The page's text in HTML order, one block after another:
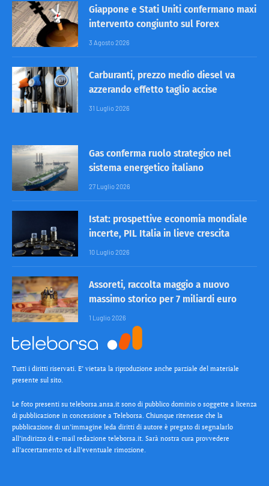
Giappone e Stati Uniti confermano maxi
intervento congiunto sul Forex
3 Agosto 2026
Carburanti, prezzo medio diesel va
azzerando effetto taglio accise
31 Luglio 2026
Gas conferma ruolo strategico nel
sistema energetico italiano
27 Luglio 2026
Istat: prospettive economia mondiale
incerte, PIL Italia in lieve crescita
10 Luglio 2026
Assoreti, raccolta maggio a nuovo
massimo storico per 7 miliardi euro
1 Luglio 2026
Tutti i diritti riservati. E’ vietata la riproduzione anche parziale del materiale
presente sul sito.
Le foto presenti su teleborsa.ansa.it sono di pubblico dominio o soggette a licenza
di pubblicazione in concessione a Teleborsa. Chiunque ritenesse che la
pubblicazione di un’immagine leda diritti di autore è pregato di segnalarlo
all’indirizzo di e-mail redazione teleborsa.it. Sarà nostra cura provvedere
all’accertamento ed all’eventuale rimozione.